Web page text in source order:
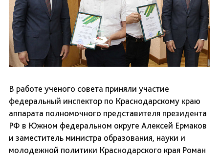
В работе ученого совета приняли участие
федеральный инспектор по Краснодарскому краю
аппарата полномочного представителя президента
РФ в Южном федеральном округе Алексей Ермаков
и заместитель министра образования, науки и
молодежной политики Краснодарского края Роман